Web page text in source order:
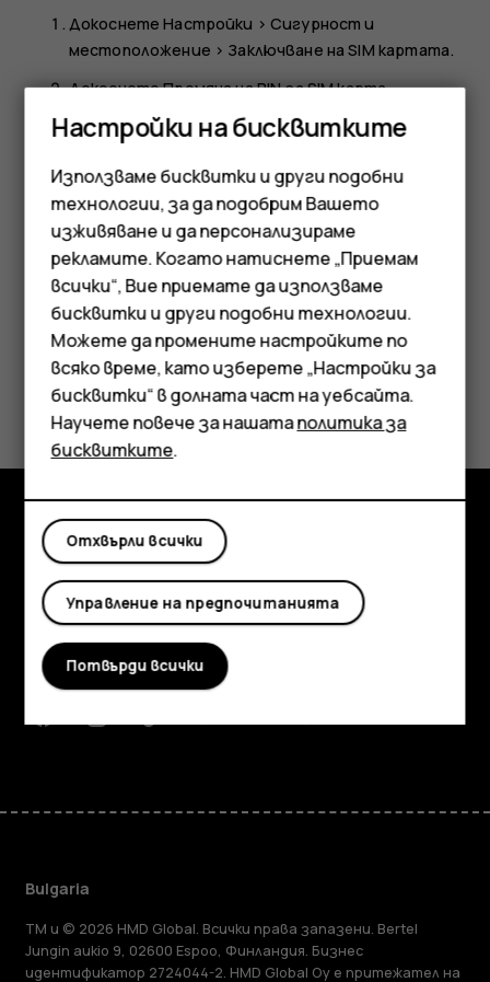
Смартфони
Мобилни телефони
Аксесоари
Таблети
ДокоснетеНастройки >Сигурност и
местоположение > Заключване на SIM картата.
ДокоснетеПромяна на PIN за SIM карта.
Съвет:Ако не искате да защитите SIM
заключване на SIM картатазадайтеЗаключване
на SIM картатанаИзкл.и въведете текущия си
PIN код.
Полезен ли беше този отговор?
Да Не
Изследвайте
Информация
Planet and people
Поддръжка
FacebookInstagram
TiktokYoutubeLinkedinDiscord
Bulgaria
TM и © 2026 HMD Global. Всички права запазени. Bertel
Jungin aukio 9, 02600 Espoo, Финландия. Бизнес
идентификатор 2724044-2. HMD Global Oy е притежател на
Настройки на бисквитките
Използваме бисквитки и други подобни
технологии, за да подобрим Вашето
изживяване и да персонализираме
рекламите. Когато натиснете „Приемам
всички“, Вие приемате да използваме
бисквитки и други подобни технологии.
Можете да промените настройките по
всяко време, като изберете „Настройки за
бисквитки“ в долната част на уебсайта.
Научете повече за нашатаполитика за
бисквитките.
Отхвърли всички
Управление на предпочитанията
Потвърди всички